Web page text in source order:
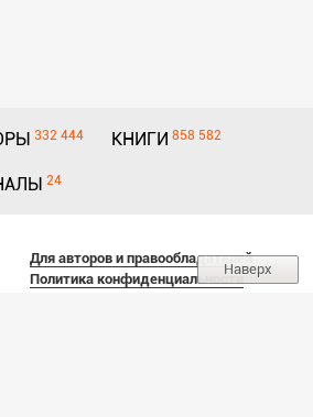
332 444 КНИГИ 858 582
24
Для авторов и правообладателей
Политика конфиденциальности
Наверх